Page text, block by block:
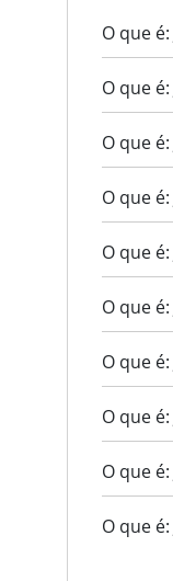
O que
O que
O que
O que
O que
O que
O que
O que
O que
O que